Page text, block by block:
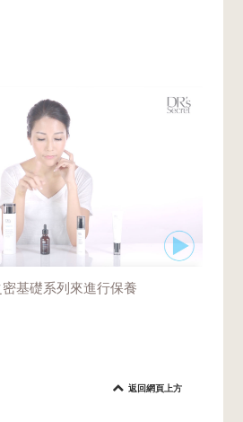
基礎系列來進行保養
返回網頁上方